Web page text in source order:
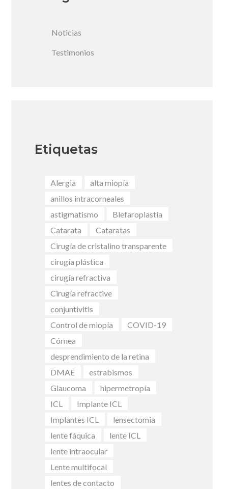
Noticias
Testimonios
Etiquetas
Alergia
alta miopía
anillos intracorneales
astigmatismo
Blefaroplastia
Catarata
Cataratas
Cirugía de cristalino transparente
cirugía plástica
cirugía refractiva
Cirugía refractive
conjuntivitis
Control de miopía
COVID-19
Córnea
desprendimiento de la retina
DMAE
estrabismos
Glaucoma
hipermetropía
ICL
Implante ICL
Implantes ICL
lensectomia
lente fáquica
lente ICL
lente intraocular
Lente multifocal
lentes de contacto